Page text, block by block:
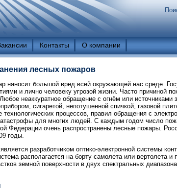
Контакты О компании
лесных пожаров
наносит большой вред всей окружающей нас среде.
и лично человеку угрозой жизни. Часто причиной
неаккуратное обращение с огнём или источниками
сигаретой, непотушенной спичкой, газовой
технологических процессов, правил обращения с
для многих людей. С каждым годом число
Федерации очень распространены лесные пожары.
годы.
разработчиком оптико-электронной системы
располагается на борту самолета или вертолета и
земной поверхности в двух спектральных